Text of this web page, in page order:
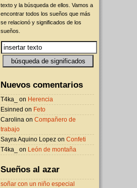
texto y la búsqueda de ellos. Vamos a
encontrar todos los sueños que más
se relacionó y significados de los
sueños.
Nuevos comentarios
T4ka_ on Herencia
Esinned on Feto
Carolina on Compañero de
trabajo
Sayra Aquino Lopez on Confeti
T4ka_ on León de montaña
Sueños al azar
soñar con un niño especial